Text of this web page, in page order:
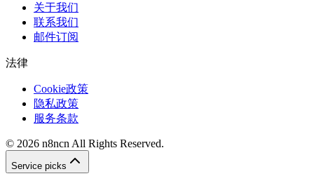
关于我们
联系我们
邮件订阅
法律
Cookie政策
隐私政策
服务条款
© 2026 n8ncn All Rights Reserved.
Service picks